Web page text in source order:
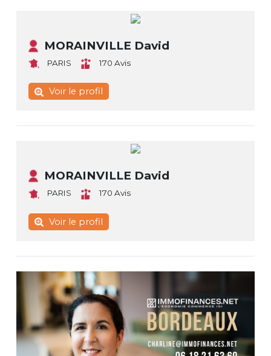
MORAINVILLE David
PARIS 170 Avis
Voir le profil
MORAINVILLE David
PARIS 170 Avis
Voir le profil